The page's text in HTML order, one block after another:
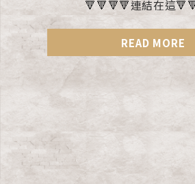
🔻🔻🔻🔻連結在這
READ MORE